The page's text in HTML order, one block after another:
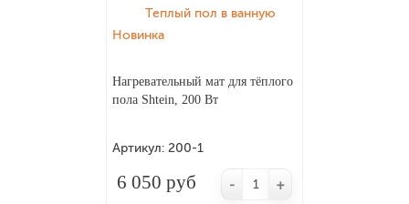
Теплый пол в ванную
Новинка
Нагревательный мат для тёплого
пола Shtein, 200 Вт
Артикул: 200-1
6 050 руб - +